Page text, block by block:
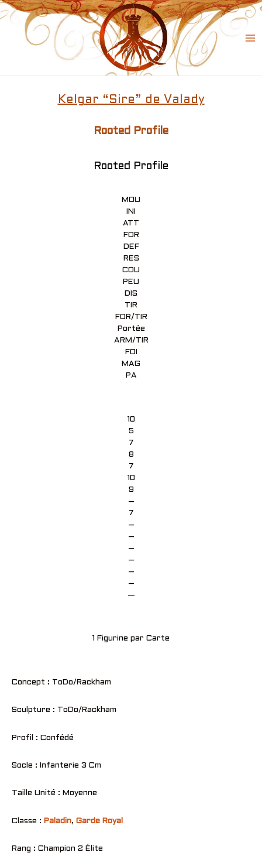
Skip
to
content
Kelgar “Sire” de Valady
Rooted Profile
Rooted Profile
MOU
INI
ATT
FOR
DEF
RES
COU
PEU
DIS
TIR
FOR/TIR
Portée
ARM/TIR
FOI
MAG
PA
10
5
7
8
7
10
9
–
7
–
–
–
–
–
–
—
1 Figurine par Carte
Concept : ToDo/Rackham
Sculpture : ToDo/Rackham
Profil : Confédé
Socle : Infanterie 3 Cm
Taille Unité : Moyenne
Classe : Paladin, Garde Royal
Rang : Champion 2 Élite